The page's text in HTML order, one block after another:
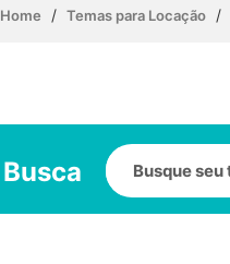
Home / Temas para Locação /
Busca